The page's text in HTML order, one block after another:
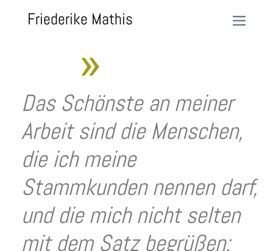
Friederike Mathis
»
Das Schönste an meiner
Arbeit sind die Menschen,
die ich meine
Stammkunden nennen darf,
und die mich nicht selten
mit dem Satz begrüßen: